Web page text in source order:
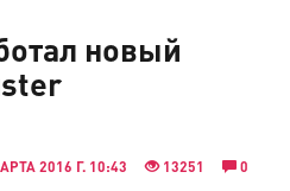
новый
2016 Г. 10:43 13251 0